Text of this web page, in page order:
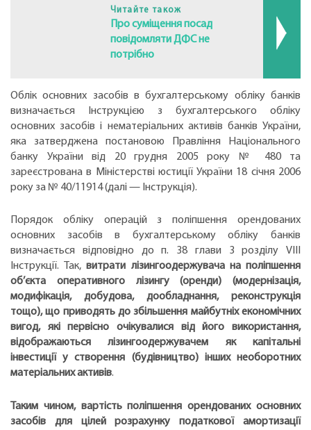
Читайте також
Про суміщення посад
повідомляти ДФС не
потрібно
Облік основних засобів в бухгалтерському обліку банків
визначається Інструкцією з бухгалтерського обліку
основних засобів і нематеріальних активів банків України,
яка затверджена постановою Правління Національного
банку України від 20 грудня 2005 року № 480 та
зареєстрована в Міністерстві юстиції України 18 січня 2006
року за № 40/11914 (далі — Інструкція).
Порядок обліку операцій з поліпшення орендованих
основних засобів в бухгалтерському обліку банків
визначається відповідно до п. 38 глави 3 розділу VIII
Інструкції. Так,витрати лізингоодержувача на поліпшення
об’єкта оперативного лізингу (оренди) (модернізація,
модифікація, добудова, дообладнання, реконструкція
тощо), що приводять до збільшення майбутніх економічних
вигод, які первісно очікувалися від його використання,
відображаються лізингоодержувачем як капітальні
інвестиції у створення (будівництво) інших необоротних
матеріальних активів.
Таким чином, вартість поліпшення орендованих основних
засобів для цілей розрахунку податкової амортизації